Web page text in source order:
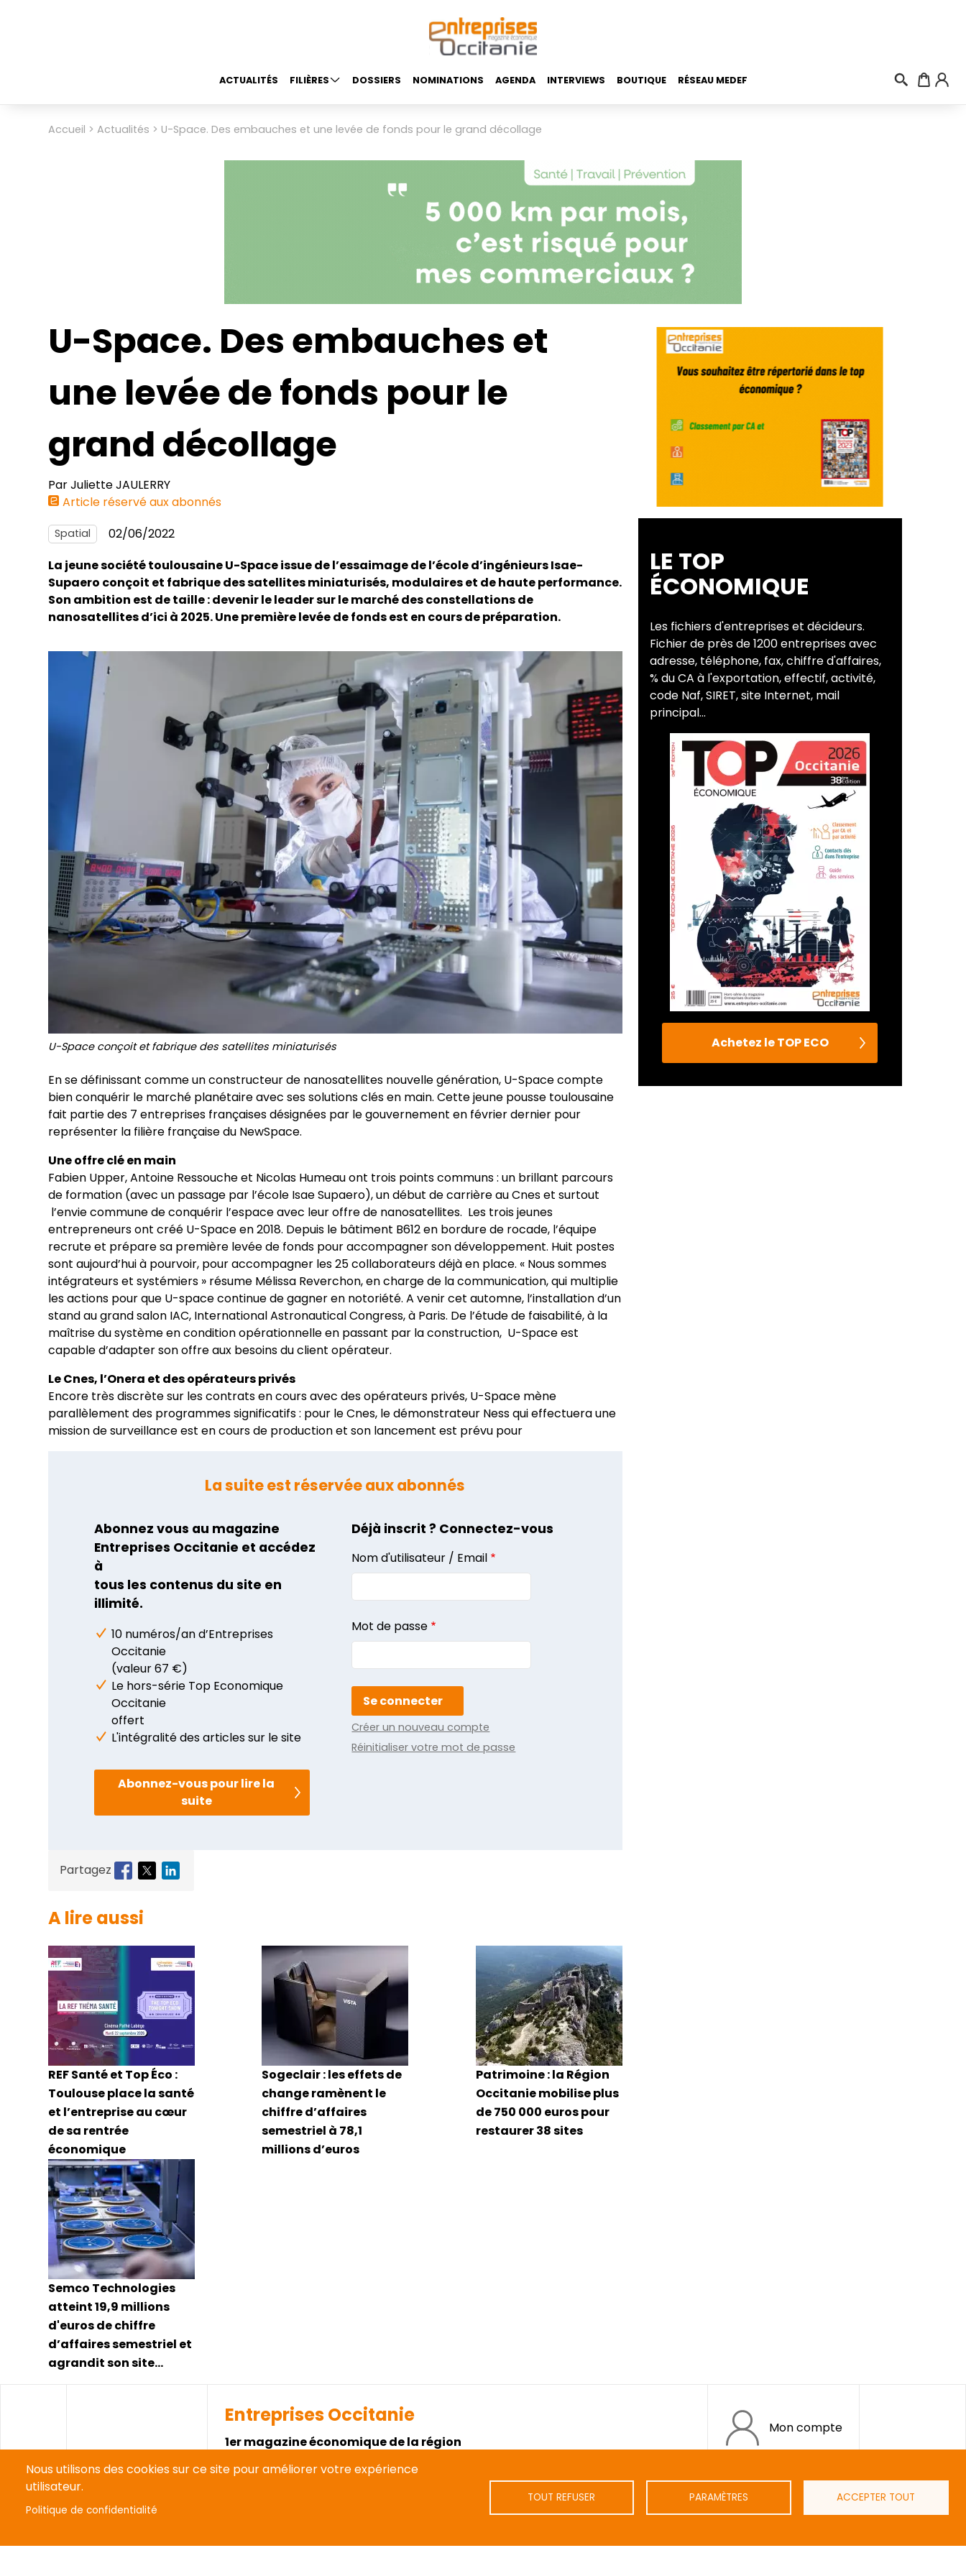
Navigation
ACTUALITÉS FILIÈRES DOSSIERS NOMINATIONS AGENDA INTERVIEWS BOUTIQUE RÉSEAU MEDEF
Menu
compte
Accueil Actualités U-Space. Des embauches et une levée de fonds pour le grand décollage
U-Space. Des embauches et
une levée de fonds pour le
grand décollage
ParJuliette JAULERRY
Article réservé aux abonnés
Spatial
02/06/2022
La jeune société toulousaine U-Space issue de l’essaimage de l’école d’ingénieurs Isae-
Supaero conçoit et fabrique des satellites miniaturisés, modulaires et de haute performance.
Son ambition est de taille : devenir le leader sur le marché des constellations de
nanosatellites d’ici à 2025. Une première levée de fonds est en cours de préparation.
U-Space conçoit et fabrique des satellites miniaturisés
En se définissant comme un constructeur de nanosatellites nouvelle génération, U-Space compte
bien conquérir le marché planétaire avec ses solutions clés en main. Cette jeune pousse toulousaine
fait partie des 7 entreprises françaises désignées par le gouvernement en février dernier pour
représenter la filière française du NewSpace.
Une offre clé en main
Fabien Upper, Antoine Ressouche et Nicolas Humeau ont trois points communs : un brillant parcours
de formation (avec un passage par l’école Isae Supaero), un début de carrière au Cnes et surtout
l’envie commune de conquérir l’espace avec leur offre de nanosatellites. Les trois jeunes
entrepreneurs ont créé U-Space en 2018. Depuis le bâtiment B612 en bordure de rocade, l’équipe
recrute et prépare sa première levée de fonds pour accompagner son développement. Huit postes
sont aujourd’hui à pourvoir, pour accompagner les 25 collaborateurs déjà en place. « Nous sommes
intégrateurs et systémiers » résume Mélissa Reverchon, en charge de la communication, qui multiplie
les actions pour que U-space continue de gagner en notoriété. A venir cet automne, l’installation d’un
stand au grand salon IAC, International Astronautical Congress, à Paris. De l’étude de faisabilité, à la
maîtrise du système en condition opérationnelle en passant par la construction, U-Space est
capable d’adapter son offre aux besoins du client opérateur.
Le Cnes, l’Onera et des opérateurs privés
Encore très discrète sur les contrats en cours avec des opérateurs privés, U-Space mène
parallèlement des programmes significatifs : pour le Cnes, le démonstrateur Ness qui effectuera une
mission de surveillance est en cours de production et son lancement est prévu pour
La suite est réservée aux abonnés
Abonnez vous au magazine
Entreprises Occitanie et accédez
à
tous les contenus du site en
illimité.
10 numéros/an d’Entreprises
Occitanie
(valeur 67 €)
Le hors-série Top Economique
Occitanie
offert
L'intégralité des articles sur le site
Abonnez-vous pour lire la
suite
Déjà inscrit ? Connectez-vous
Nom d'utilisateur / Email
Mot de passe
Créer un nouveau compte
Réinitialiser votre mot de passe
Partagez
A lire aussi
REF Santé et Top Éco :
Toulouse place la santé
et l’entreprise au cœur
de sa rentrée
économique
Sogeclair : les effets de
change ramènent le
chiffre d’affaires
semestriel à 78,1
millions d’euros
Patrimoine : la Région
Occitanie mobilise plus
de 750 000 euros pour
restaurer 38 sites
Semco Technologies
atteint 19,9 millions
d'euros de chiffre
d’affaires semestriel et
agrandit son site
Nous utilisons des cookies sur ce site pour améliorer votre expérience
utilisateur.
Politique de confidentialité
TOUT REFUSER PARAMÈTRES ACCEPTER TOUT
LE TOP
ÉCONOMIQUE
Les fichiers d'entreprises et décideurs.
Fichier de près de 1200 entreprises avec
adresse, téléphone, fax, chiffre d'affaires,
% du CA à l'exportation, effectif, activité,
code Naf, SIRET, site Internet, mail
principal...
Achetez le TOP ECO
Entreprises Occitanie
1er magazine économique de la région
Fondé en 1983 par le Medef Haute-Garonne, Entreprises Occitanie se
décline en trois numéros trimestriels, complétés par le Top Economique
Occitanie. Sur le site internet, des articles (dont une partie réservée aux
abonnés), des nominations et un agenda des événements économiques
Mon compte